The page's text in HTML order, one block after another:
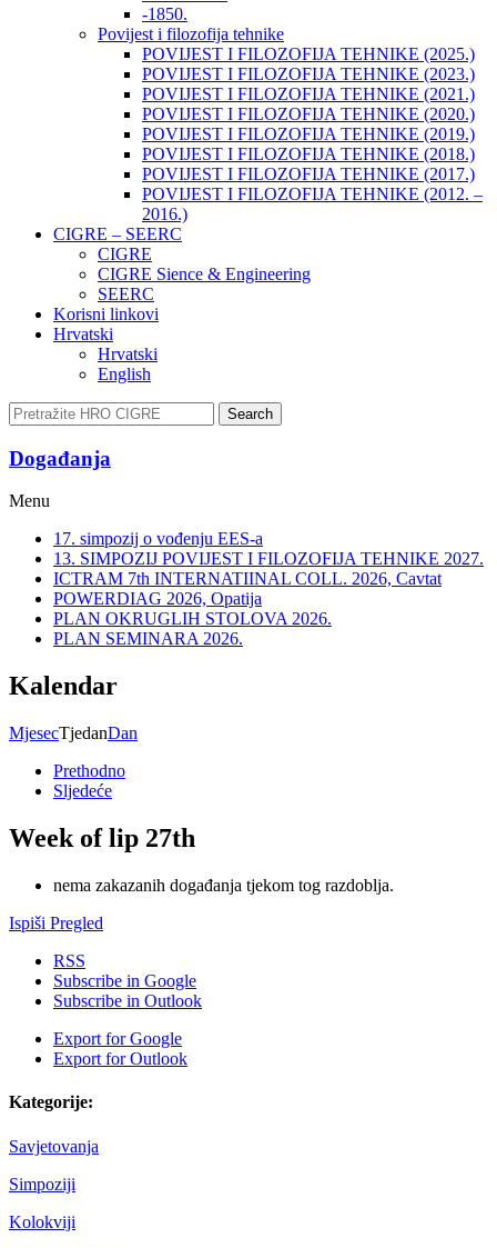
-1850.
Povijest i filozofija tehnike
POVIJEST I FILOZOFIJA TEHNIKE (2025.)
POVIJEST I FILOZOFIJA TEHNIKE (2023.)
POVIJEST I FILOZOFIJA TEHNIKE (2021.)
POVIJEST I FILOZOFIJA TEHNIKE (2020.)
POVIJEST I FILOZOFIJA TEHNIKE (2019.)
POVIJEST I FILOZOFIJA TEHNIKE (2018.)
POVIJEST I FILOZOFIJA TEHNIKE (2017.)
POVIJEST I FILOZOFIJA TEHNIKE (2012. –
2016.)
CIGRE – SEERC
CIGRE
CIGRE Sience & Engineering
SEERC
Korisni linkovi
Hrvatski
Hrvatski
English
Search
Događanja​
Menu
17. simpozij o vođenju EES-a
13. SIMPOZIJ POVIJEST I FILOZOFIJA TEHNIKE 2027.
ICTRAM 7th INTERNATIINAL COLL. 2026, Cavtat
POWERDIAG 2026, Opatija
PLAN OKRUGLIH STOLOVA 2026.
PLAN SEMINARA 2026.
Kalendar
MjesecTjedanDan
Prethodno
Sljedeće
Week of lip 27th
nema zakazanih događanja tjekom tog razdoblja.
Ispiši Pregled
RSS
Subscribe in Google
Subscribe in Outlook
Export forGoogle
Export forOutlook
Kategorije:
Savjetovanja
Simpoziji
Kolokviji